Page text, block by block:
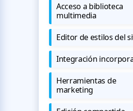
Acceso a biblioteca
multimedia
Editor de estilos del
Integración
Herramientas de
marketing